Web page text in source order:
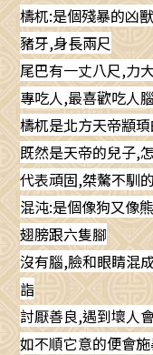
檮杌:是個殘暴的凶
豬牙,身長兩尺
尾巴有一丈八尺,力
專吃人,最喜歡吃人
檮杌是北方天帝顓
既然是天帝的兒子,
代表頑固,桀驁不馴
混沌:是個像狗又像
翅膀跟六隻腳
沒有腦,臉和眼睛混
詣
討厭善良,遇到壞人
如不順它意的便會